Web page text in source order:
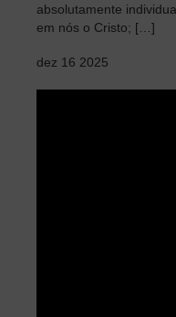
absolutamente
em nós o Cristo; […]
dez 16 2025